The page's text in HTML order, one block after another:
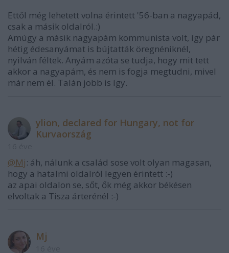
Ettől még lehetett volna érintett '56-ban a nagyapád,
csak a másik oldalról.:)
Amúgy a másik nagyapám kommunista volt, így pár
hétig édesanyámat is bújtatták öregnéniknél,
nyilván féltek. Anyám azóta se tudja, hogy mit tett
akkor a nagyapám, és nem is fogja megtudni, mivel
már nem él. Talán jobb is így.
ylion, declared for Hungary, not for
Kurvaország
@Mj: áh, nálunk a család sose volt olyan magasan,
hogy a hatalmi oldalról legyen érintett :-)
az apai oldalon se, sőt, ők még akkor békésen
elvoltak a Tisza árterénél :-)
Mj